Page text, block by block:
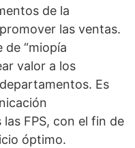
de la
las ventas.
de “miopía
valor a los
Es
FPS, con el fin de
óptimo.